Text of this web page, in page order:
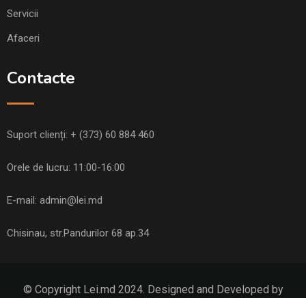
Servicii
Afaceri
Contacte
Suport clienți: + (373) 60 884 460
Orele de lucru: 11:00-16:00
E-mail: admin@lei.md
Chisinau, str.Pandurilor 68 ap.34
© Copyright Lei.md 2024. Designed and Developed by